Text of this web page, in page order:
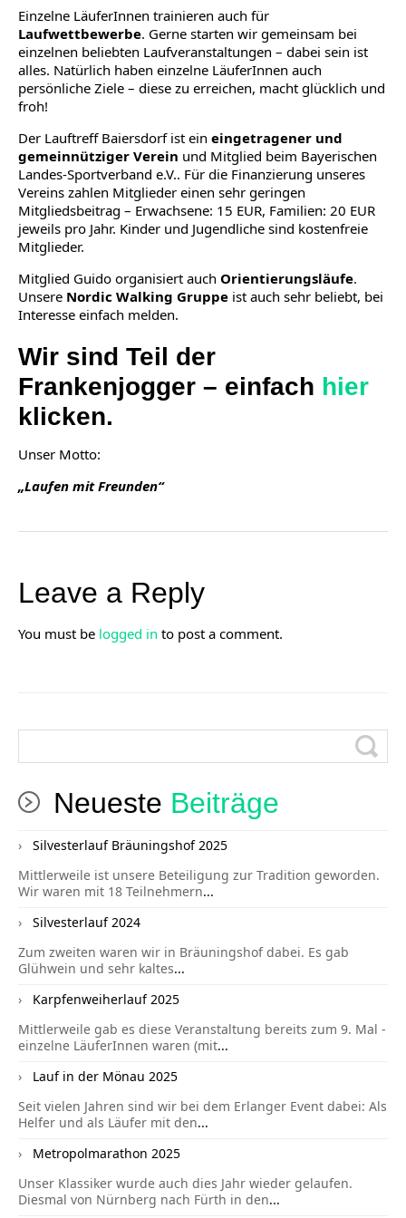
Einzelne LäuferInnen trainieren auch für
Laufwettbewerbe. Gerne starten wir gemeinsam bei
einzelnen beliebten Laufveranstaltungen – dabei sein ist
alles. Natürlich haben einzelne LäuferInnen auch
persönliche Ziele – diese zu erreichen, macht glücklich und
froh!
Der Lauftreff Baiersdorf ist ein eingetragener und
gemeinnütziger Verein und Mitglied beim Bayerischen
Landes-Sportverband e.V.. Für die Finanzierung unseres
Vereins zahlen Mitglieder einen sehr geringen
Mitgliedsbeitrag – Erwachsene: 15 EUR, Familien: 20 EUR
jeweils pro Jahr. Kinder und Jugendliche sind kostenfreie
Mitglieder.
Mitglied Guido organisiert auch Orientierungsläufe.
Unsere Nordic Walking Gruppe ist auch sehr beliebt, bei
Interesse einfach melden.
Wir sind Teil der
Frankenjogger – einfach hier
klicken.
Unser Motto:
„Laufen mit Freunden“
Leave a Reply
You must be logged in to post a comment.
Neueste Beiträge
Silvesterlauf Bräuningshof 2025
Mittlerweile ist unsere Beteiligung zur Tradition geworden.
Wir waren mit 18 Teilnehmern...
Silvesterlauf 2024
Zum zweiten waren wir in Bräuningshof dabei. Es gab
Glühwein und sehr kaltes...
Karpfenweiherlauf 2025
Mittlerweile gab es diese Veranstaltung bereits zum 9. Mal -
einzelne LäuferInnen waren (mit...
Lauf in der Mönau 2025
Seit vielen Jahren sind wir bei dem Erlanger Event dabei: Als
Helfer und als Läufer mit den...
Metropolmarathon 2025
Unser Klassiker wurde auch dies Jahr wieder gelaufen.
Diesmal von Nürnberg nach Fürth in den...